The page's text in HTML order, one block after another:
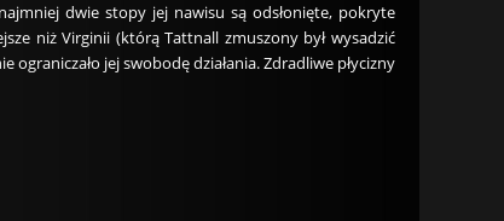
dwie stopy jej nawisu są odsłonięte, pokryte
niż Virginii (którą Tattnall zmuszony był wysadzić
ograniczało jej swobodę działania. Zdradliwe płycizny